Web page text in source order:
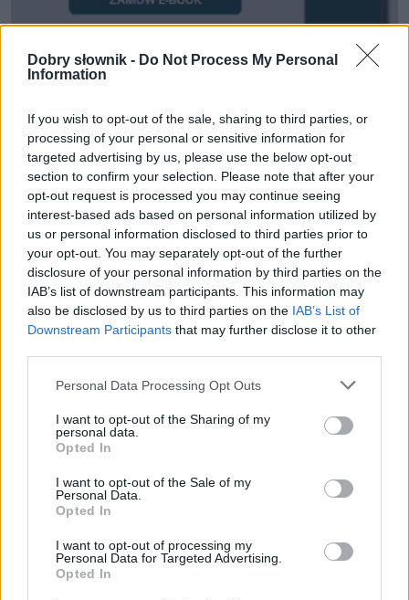
Dobry słownik - Do Not Process My Personal
Information
If you wish to opt-out of the sale, sharing to third parties, or
processing of your personal or sensitive information for
targeted advertising by us, please use the below opt-out
section to confirm your selection. Please note that after your
opt-out request is processed you may continue seeing
interest-based ads based on personal information utilized by
us or personal information disclosed to third parties prior to
your opt-out. You may separately opt-out of the further
disclosure of your personal information by third parties on the
IAB’s list of downstream participants. This information may
also be disclosed by us to third parties on the IAB’s List of
Downstream Participants that may further disclose it to other
Please note that this website/app uses one or more Google
not limited to your visit or usage behaviour. You may click to
grant or deny consent to Google and its third-party tags to
use your data for below specified purposes in below Google
consent section.
Personal Data Processing Opt Outs
I want to opt-out of the Sharing of my
personal data.
Opted In
I want to opt-out of the Sale of my
Personal Data.
Opted In
I want to opt-out of processing my
Personal Data for Targeted Advertising.
Opted In
Pozostały wątpliwości? Brakuje czegoś w haśle?
Zobacz, co zyskują abonenci Dobrego słownika.
SPRAWDŹ
Często sprawdzane
Szyk:Trójca ŚwiętaczyŚwięta Trójca
Co to chrupie przy śniadaniu
Jak poprawnie postępować z biletami
Ciekawostki
lubczyk— Pochodzenie słowalubczyki inne tajemnicze
historie
— Można się dogadać
— Skąd się wzięła kawka
Mogą Cię zainteresować również hasła